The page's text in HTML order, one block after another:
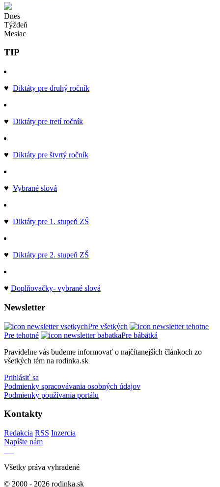
Dnes
Týždeň
Mesiac
TIP
♥ Diktáty pre druhý ročník
♥ Diktáty pre tretí ročník
♥ Diktáty pre štvrtý ročník
♥ Vybrané slová
♥ Diktáty pre 1. stupeň ZŠ
♥ Diktáty pre 2. stupeň ZŠ
♥ Doplňovačky- vybrané slová
Newsletter
Pre všetkých
Pre tehotné
Pre bábätká
Pravidelne vás budeme informovať o najčítanejších článkoch zo
všetkých tém na rodinka.sk
Prihlásiť sa
Podmienky spracovávania osobných údajov
Podmienky používania portálu
Kontakty
Redakcia RSS Inzercia
Napíšte nám
Všetky práva vyhradené
© 2000 - 2026 rodinka.sk